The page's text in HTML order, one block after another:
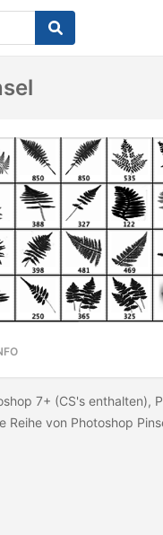
7+ (CS's enthalten),
Reihe von Photoshop